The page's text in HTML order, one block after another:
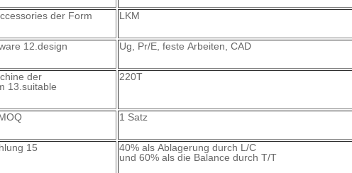
der Form LKM
12.design Ug, Pr/E, feste Arbeiten, CAD
der
13.suitable
220T
1 Satz
15
40% als Ablagerung durch L/C
und 60% als die Balance durch T/T